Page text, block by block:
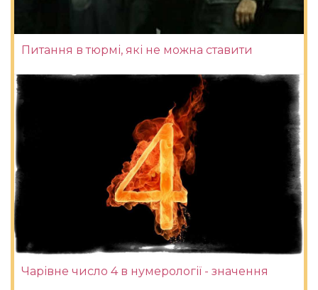
Питання в тюрмі, які не можна ставити
Чарівне число 4 в нумерології - значення